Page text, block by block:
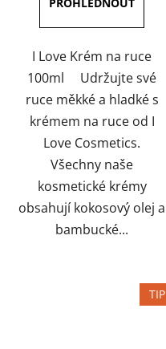
z
5
hvězdiček.
I Love Krém na ruce
100ml Udržujte své
ruce měkké a hladké s
krémem na ruce od I
Love Cosmetics.
Všechny naše
kosmetické krémy
obsahují kokosový olej a
bambucké...
TIP